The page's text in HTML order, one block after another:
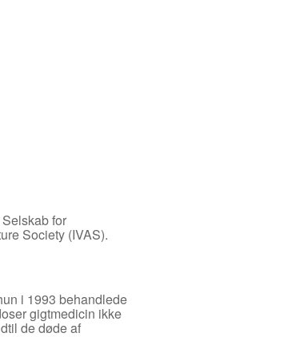
for
Society (IVAS).
i 1993 behandlede
gigtmedicin ikke
de døde af